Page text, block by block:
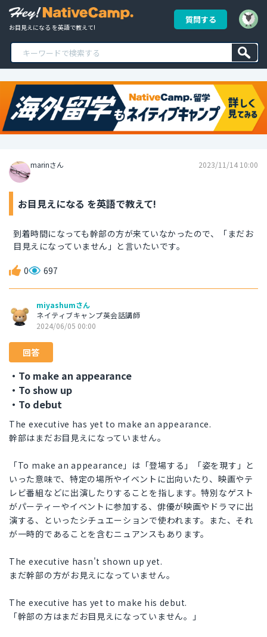
お目見えになる を英語で教えて!
質問する
marinさん 2023/11/14 10:00
お目見えになる を英語で教えて!
到着時間になっても幹部の方が来ていなかったので、「まだお
目見えになっていません」と言いたいです。
0 697
miyashumさん
ネイティブキャンプ英会話講師
2024/06/05 00:00
回答
・To make an appearance
・To show up
・To debut
The executive has yet to make an appearance.
幹部はまだお目見えになっていません。
「To make an appearance」は「登場する」「姿を現す」と
いった意味で、特定の場所やイベントに出向いたり、映画やテ
レビ番組などに出演したりすることを指します。特別なゲスト
がパーティーやイベントに参加する、俳優が映画やドラマに出
演する、といったシチュエーションで使われます。また、それ
が一時的であることを含むニュアンスもあります。
The executive hasn't shown up yet.
まだ幹部の方がお見えになっていません。
The executive has yet to make his debut.
「幹部の方はまだお目見えになっていません。」